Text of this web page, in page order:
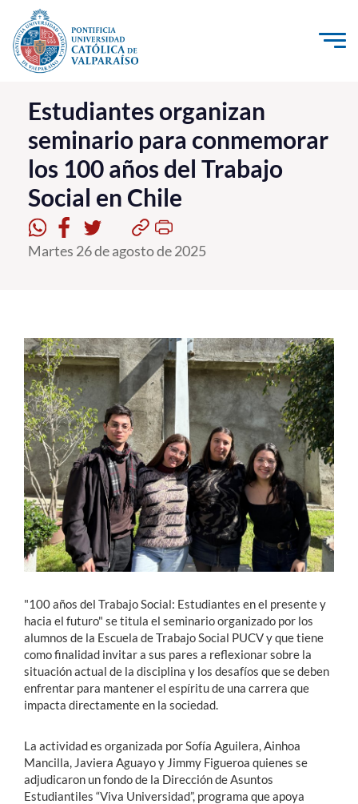
Click acá para ir directamente al contenido
La Universidad
Investigación, Creación e Innovación
PUCV Internacional
Vinculación con el Medio
Admisión
Formación Continua
Estudiantes
Académicos
Funcionarios
Alumni
English
Estudiantes organizan
seminario para conmemorar
los 100 años del Trabajo
Social en Chile
Martes 26 de agosto de 2025
"100 años del Trabajo Social: Estudiantes en el presente y
hacia el futuro" se titula el seminario organizado por los
alumnos de la Escuela de Trabajo Social PUCV y que tiene
como finalidad invitar a sus pares a reflexionar sobre la
situación actual de la disciplina y los desafíos que se deben
enfrentar para mantener el espíritu de una carrera que
impacta directamente en la sociedad.
La actividad es organizada por Sofía Aguilera, Ainhoa
Mancilla, Javiera Aguayo y Jimmy Figueroa quienes se
adjudicaron un fondo de la Dirección de Asuntos
Estudiantiles “Viva Universidad”, programa que apoya